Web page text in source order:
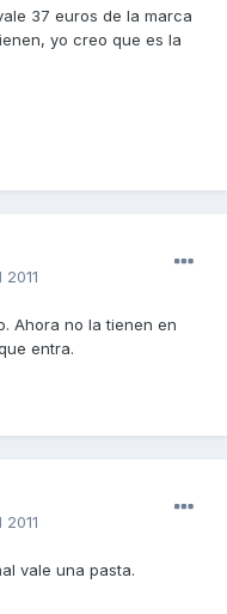
37 euros de la marca
yo creo que es la
Ahora no la tienen en
entra.
vale una pasta.